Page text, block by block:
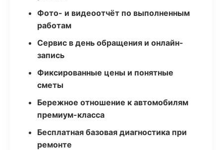
Фото- и видеоотчёт по выполненным
работам
Сервис в день обращения и онлайн-
запись
Фиксированные цены и понятные
сметы
Бережное отношение к автомобилям
премиум-класса
Бесплатная базовая диагностика при
ремонте